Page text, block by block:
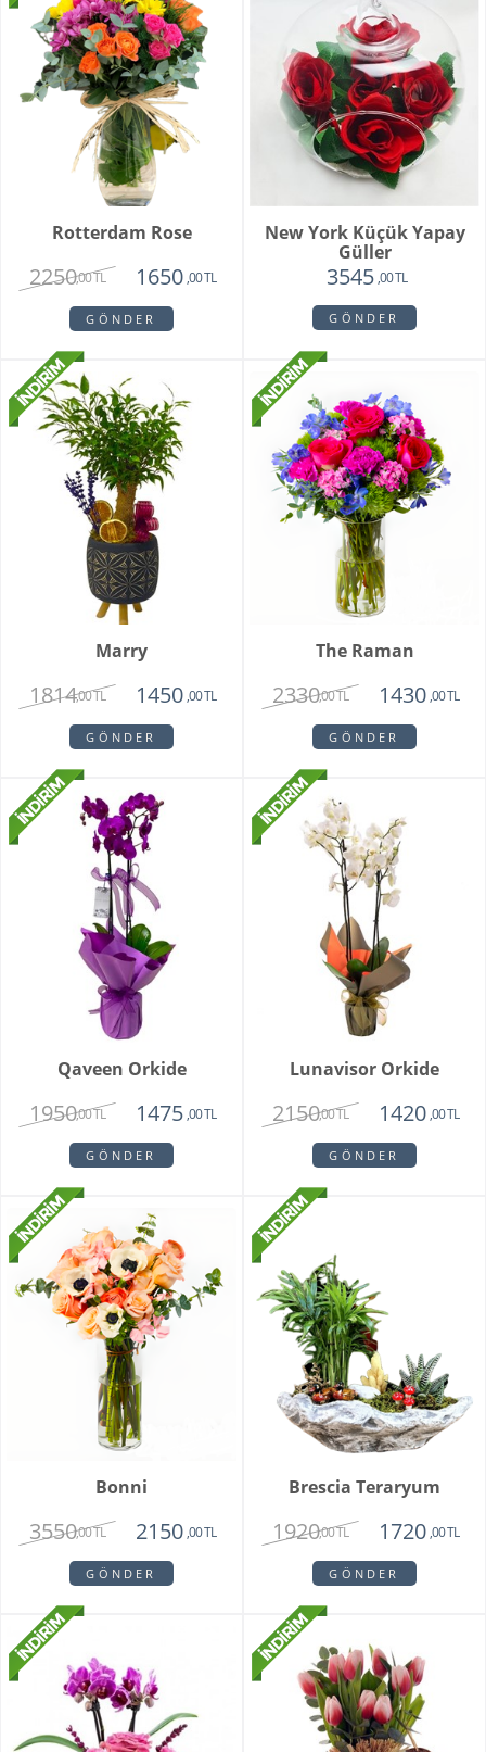
Rotterdam Rose
2250,00 TL 1650 ,00 TL
GÖNDER
New York Küçük Yapay
Güller
3545 ,00 TL
GÖNDER
Marry
1814,00 TL 1450 ,00 TL
GÖNDER
The Raman
2330,00 TL 1430 ,00 TL
GÖNDER
Qaveen Orkide
1950,00 TL 1475 ,00 TL
GÖNDER
Lunavisor Orkide
2150,00 TL 1420 ,00 TL
GÖNDER
Bonni
3550,00 TL 2150 ,00 TL
GÖNDER
Brescia Teraryum
1920,00 TL 1720 ,00 TL
GÖNDER